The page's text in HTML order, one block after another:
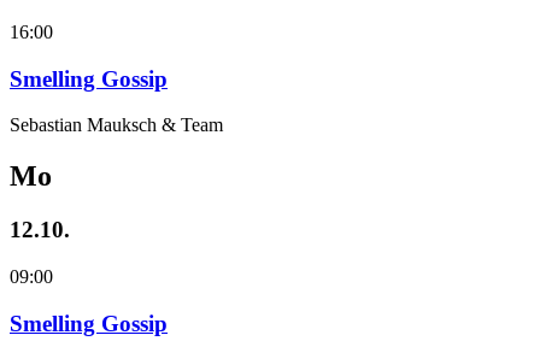
16:00
Smelling Gossip
Sebastian Mauksch & Team
Mo
12.10.
09:00
Smelling Gossip